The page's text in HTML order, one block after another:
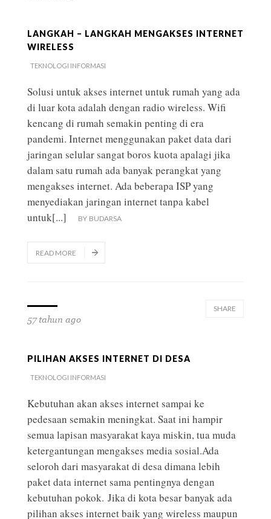
LANGKAH – LANGKAH MENGAKSES INTERNET
WIRELESS
TEKNOLOGI INFORMASI
Solusi untuk akses internet untuk rumah yang ada
di luar kota adalah dengan radio wireless. Wifi
kencang di rumah semakin penting di era
pandemi. Internet menggunakan paket data dari
jaringan selular sangat boros kuota apalagi jika
dalam satu rumah ada banyak perangkat yang
mengakses internet. Ada beberapa ISP yang
menyediakan jaringan internet tanpa kabel
untuk[...] BY BUDARSA
READ MORE
57 tahun ago
SHARE
PILIHAN AKSES INTERNET DI DESA
TEKNOLOGI INFORMASI
Kebutuhan akan akses internet sampai ke
pedesaan semakin meningkat. Saat ini hampir
semua lapisan masyarakat kaya miskin, tua muda
ketergantungan mengakses media sosial.Ada
seloroh dari masyarakat di desa dimana lebih
paket data internet sama pentingnya dengan
kebutuhan pokok. Jika di kota besar banyak ada
pilihan akses internet baik yang wireless maupun